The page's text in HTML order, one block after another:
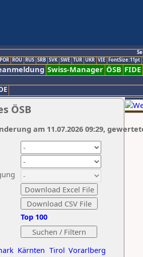
POR ROU RUS SRB SVK SWE TUR UKR VIE FontSize:11pt
Swiss-Manager ÖSB FIDE
ÖSB
Kärnten Tirol Vorarlberg
Top 100
am 11.07.2026 09:29,